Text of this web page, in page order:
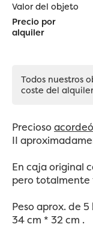
Valor del objeto
Precio por
alquiler
Todos nuestros
coste del
Precioso
II
En caja original
pero totalmente
Peso aprox. de
34 cm * 32 cm .